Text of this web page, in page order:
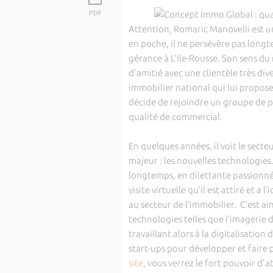
PDF
Attention, Romaric Manovelli est
en poche, il ne persévère pas
gérance à L'Ile-Rousse. Son sens
d'amitié avec une clientèle très
immobilier national qui lui
décide de rejoindre un groupe de
qualité de commercial.
En quelques années, il voit le
majeur : les nouvelles
longtemps, en dilettante
visite virtuelle qu’il est attiré et a
au secteur de l’immobilier. C’est
technologies telles que l’imagerie
travaillant alors à la digitalisation
start-ups pour développer et faire
site, vous verrez le fort pouvoir